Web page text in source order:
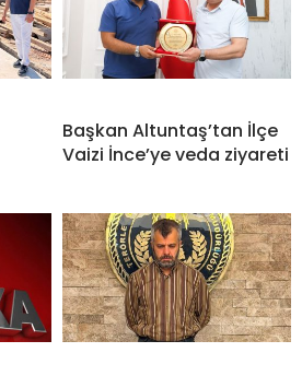
Başkan Altuntaş’tan İlçe
Vaizi İnce’ye veda ziyareti